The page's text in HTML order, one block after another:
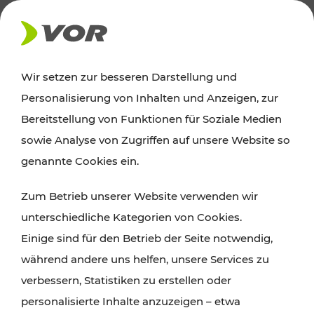
AKTUELLES
News
Alle wichtigen Meldungen zu Fahrplanänderungen,
finden Sie hier im Überblick.
Wir setzen zur besseren Darstellung und
Personalisierung von Inhalten und Anzeigen, zur
Bereitstellung von Funktionen für Soziale Medien
sowie Analyse von Zugriffen auf unsere Website so
genannte Cookies ein.
Zum Betrieb unserer Website verwenden wir
unterschiedliche Kategorien von Cookies.
Einige sind für den Betrieb der Seite notwendig,
während andere uns helfen, unsere Services zu
verbessern, Statistiken zu erstellen oder
personalisierte Inhalte anzuzeigen – etwa